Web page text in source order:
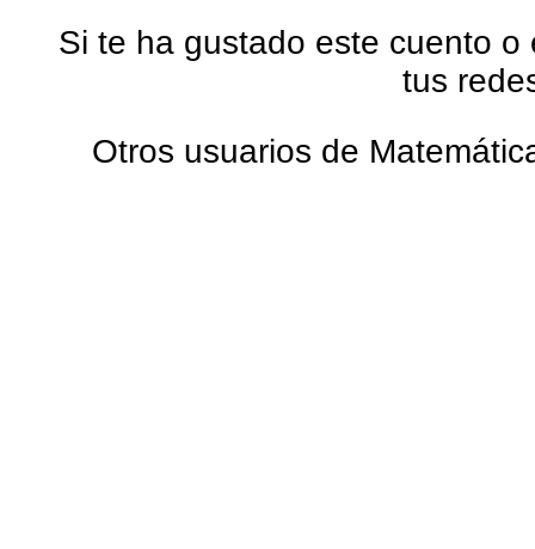
Si te ha gustado este cuento
tus
Otros usuarios de